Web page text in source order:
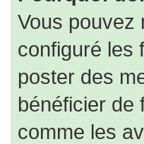
Vous pouvez
configuré les
poster des
bénéficier de
comme les